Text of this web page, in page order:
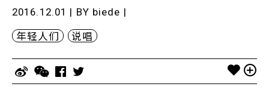
2016.12.01 | BY biede |
年轻人们 说唱